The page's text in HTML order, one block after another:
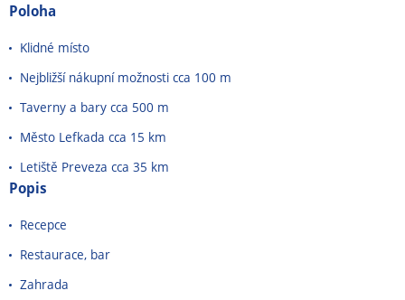
Poloha
Klidné místo
Nejbližší nákupní možnosti cca 100 m
Taverny a bary cca 500 m
Město Lefkada cca 15 km
Letiště Preveza cca 35 km
Popis
Recepce
Restaurace, bar
Zahrada